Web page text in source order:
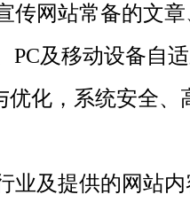
网站常备的文章
PC及移动设备自
化，系统安全、
及提供的网站内